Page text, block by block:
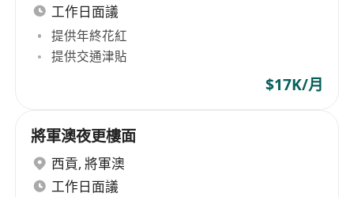
工作日面議
提供年終花紅
提供交通津貼
$17K/月
將軍澳夜更樓面
西貢, 將軍澳
工作日面議